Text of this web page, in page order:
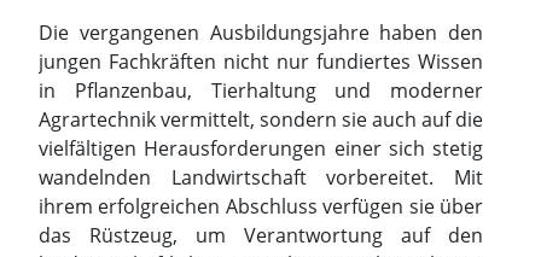
Die vergangenen Ausbildungsjahre haben den
jungen Fachkräften nicht nur fundiertes Wissen
in Pflanzenbau, Tierhaltung und moderner
Agrartechnik vermittelt, sondern sie auch auf die
vielfältigen Herausforderungen einer sich stetig
wandelnden Landwirtschaft vorbereitet. Mit
ihrem erfolgreichen Abschluss verfügen sie über
das Rüstzeug, um Verantwortung auf den